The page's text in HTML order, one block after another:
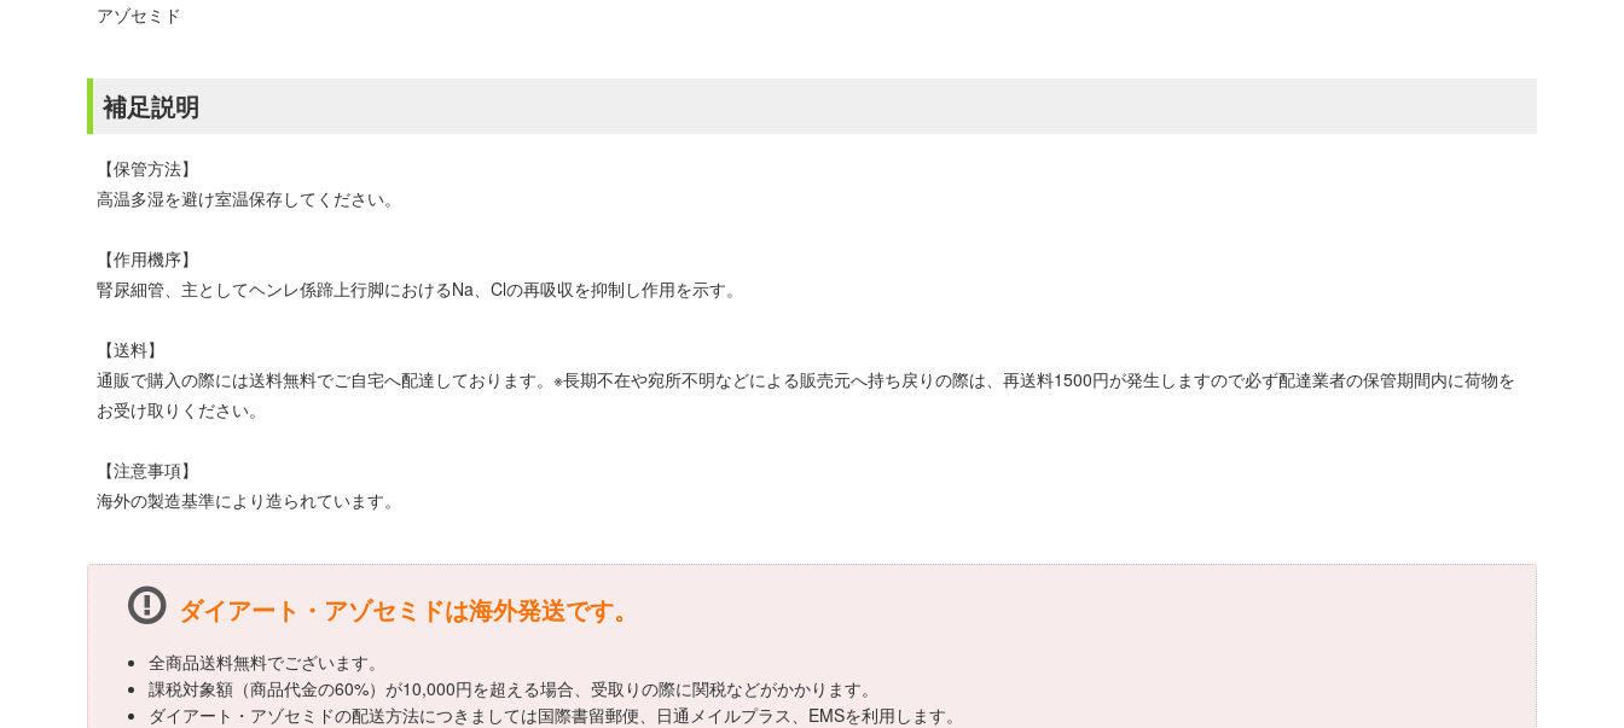
アゾセミド
補足説明
【保管方法】
高温多湿を避け室温保存してください。
【作用機序】
腎尿細管、主としてヘンレ係蹄上行脚におけるNa、Clの再吸収を抑制し作用を示す。
【送料】
通販で購入の際には送料無料でご自宅へ配達しております。※長期不在や宛所不明などによる販売元へ持ち戻りの際は、再送料1500円が発生しますので必ず配達業者の保管期間内に荷物を
お受け取りください。
【注意事項】
海外の製造基準により造られています。
ダイアート・アゾセミドは海外発送です。
全商品送料無料でございます。
課税対象額（商品代金の60%）が10,000円を超える場合、受取りの際に関税などがかかります。
ダイアート・アゾセミドの配送方法につきましては国際書留郵便、日通メイルプラス、EMSを利用します。